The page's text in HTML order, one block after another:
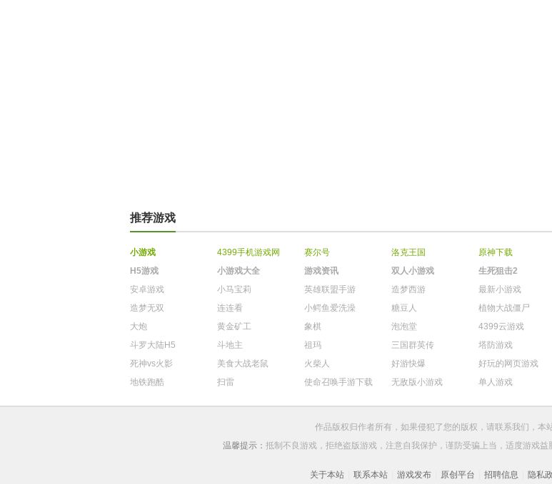
推荐游戏
小游戏 4399手机游戏网 赛尔号 洛克王国 原神下载
H5游戏
小游戏大全 游戏资讯 双人小游戏 生死狙击2
安卓游戏
小马宝莉 英雄联盟手游 造梦西游 最新小游戏
造梦无双
连连看 小鳄鱼爱洗澡 糖豆人 植物大战僵尸
大炮
黄金矿工 象棋 泡泡堂 4399云游戏
斗罗大陆H5
斗地主 祖玛 三国群英传 塔防游戏
死神vs火影
美食大战老鼠 火柴人 好游快爆 好玩的网页游戏
地铁跑酷
扫雷 使命召唤手游下载 无敌版小游戏 单人游戏
作品版权归作者所有，如果侵犯了您的版权，请联系我们 ，本
温馨提示： 抵制不良游戏，拒绝盗版游戏，注意自我保护，谨防受骗上当，适度游戏
关于本站 联系本站 游戏发布 原创平台 招聘信息 隐私